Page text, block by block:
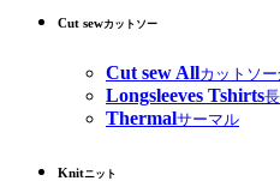
Cut sewカットソー
Cut sew Allカットソ
Longsleeves Tshirts
Thermalサーマル
Knitニット